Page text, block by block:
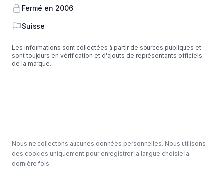
Fermé en 2006
PaysSuisse
Les informations sont collectées à partir de sources publiques et
sont toujours en vérification et d'ajouts de représentants officiels
de la marque.
Nous ne collectons aucunes données personnelles. Nous utilisons
des cookies uniquement pour enregistrer la langue choisie la
dernière fois.